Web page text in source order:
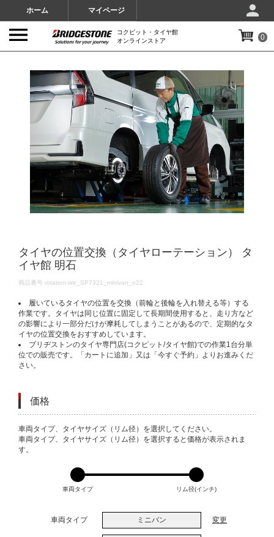
ホーム マイページ
コクピット・タイヤ館
オンラインストア
0
タイヤの位置交換（タイヤローテーション） タ
イヤ館 明石
DETAILS
商品番号 rotation-tire_SP7321_minivan_o22
履いているタイヤの位置を交換（前輪と後輪を入れ替える等）する
作業です。タイヤは同じ位置に固定して長期間使用すると、走り方など
の影響により一部分だけが摩耗してしまうことがあるので、定期的なタ
イヤの位置交換をおすすめしています。
ブリヂストンのタイヤ専門店(コクピット/タイヤ館)での作業1台分単
位での販売です。「カートに追加」又は「今すぐ予約」よりお進みくだ
さい。
価格
VARIATIONS
車両タイプ、タイヤサイズ（リム径）を選択してください。
車両タイプ、タイヤサイズ（リム径）を選択すると価格が表示されま
す。
車両タイプ リム径(インチ)
車両タイプ ミニバン 変更